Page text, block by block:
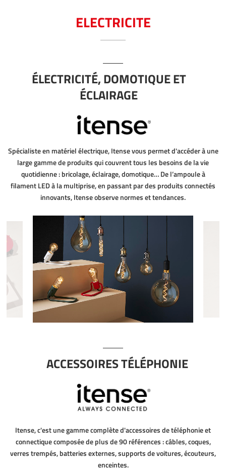
ELECTRICITE
ÉLECTRICITÉ, DOMOTIQUE ET
ÉCLAIRAGE
Spécialiste en matériel électrique, Itense vous permet d'accéder à une
large gamme de produits qui couvrent tous les besoins de la vie
quotidienne : bricolage, éclairage, domotique… De l’ampoule à
filament LED à la multiprise, en passant par des produits connectés
innovants, Itense observe normes et tendances.
ACCESSOIRES TÉLÉPHONIE
Itense, c'est une gamme complète d'accessoires de téléphonie et
connectique composée de plus de 90 références : câbles, coques,
verres trempés, batteries externes, supports de voitures, écouteurs,
enceintes.